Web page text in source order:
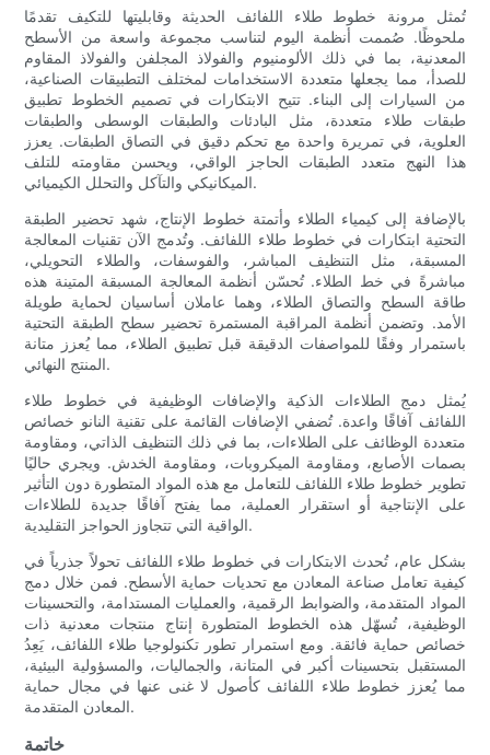
تُمثل مرونة خطوط طلاء اللفائف الحديثة وقابليتها للتكيف تقدمًا
ملحوظًا. صُممت أنظمة اليوم لتناسب مجموعة واسعة من الأسطح
المعدنية، بما في ذلك الألومنيوم والفولاذ المجلفن والفولاذ المقاوم
للصدأ، مما يجعلها متعددة الاستخدامات لمختلف التطبيقات الصناعية،
من السيارات إلى البناء. تتيح الابتكارات في تصميم الخطوط تطبيق
طبقات طلاء متعددة، مثل البادئات والطبقات الوسطى والطبقات
العلوية، في تمريرة واحدة مع تحكم دقيق في التصاق الطبقات. يعزز
هذا النهج متعدد الطبقات الحاجز الواقي، ويحسن مقاومته للتلف
الميكانيكي والتآكل والتحلل الكيميائي.
بالإضافة إلى كيمياء الطلاء وأتمتة خطوط الإنتاج، شهد تحضير الطبقة
التحتية ابتكارات في خطوط طلاء اللفائف. وتُدمج الآن تقنيات المعالجة
المسبقة، مثل التنظيف المباشر، والفوسفات، والطلاء التحويلي،
مباشرةً في خط الطلاء. تُحسّن أنظمة المعالجة المسبقة المتينة هذه
طاقة السطح والتصاق الطلاء، وهما عاملان أساسيان لحماية طويلة
الأمد. وتضمن أنظمة المراقبة المستمرة تحضير سطح الطبقة التحتية
باستمرار وفقًا للمواصفات الدقيقة قبل تطبيق الطلاء، مما يُعزز متانة
المنتج النهائي.
يُمثل دمج الطلاءات الذكية والإضافات الوظيفية في خطوط طلاء
اللفائف آفاقًا واعدة. تُضفي الإضافات القائمة على تقنية النانو خصائص
متعددة الوظائف على الطلاءات، بما في ذلك التنظيف الذاتي، ومقاومة
بصمات الأصابع، ومقاومة الميكروبات، ومقاومة الخدش. ويجري حاليًا
تطوير خطوط طلاء اللفائف للتعامل مع هذه المواد المتطورة دون التأثير
على الإنتاجية أو استقرار العملية، مما يفتح آفاقًا جديدة للطلاءات
الواقية التي تتجاوز الحواجز التقليدية.
بشكل عام، تُحدث الابتكارات في خطوط طلاء اللفائف تحولاً جذرياً في
كيفية تعامل صناعة المعادن مع تحديات حماية الأسطح. فمن خلال دمج
المواد المتقدمة، والضوابط الرقمية، والعمليات المستدامة، والتحسينات
الوظيفية، تُسهّل هذه الخطوط المتطورة إنتاج منتجات معدنية ذات
خصائص حماية فائقة. ومع استمرار تطور تكنولوجيا طلاء اللفائف، يَعِدُ
المستقبل بتحسينات أكبر في المتانة، والجماليات، والمسؤولية البيئية،
مما يُعزز خطوط طلاء اللفائف كأصول لا غنى عنها في مجال حماية
المعادن المتقدمة.
خاتمة